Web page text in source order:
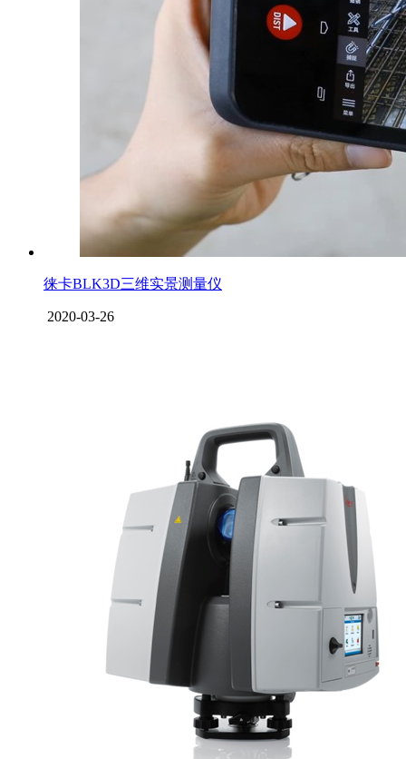
徕卡BLK3D三维实景测量仪
2020-03-26